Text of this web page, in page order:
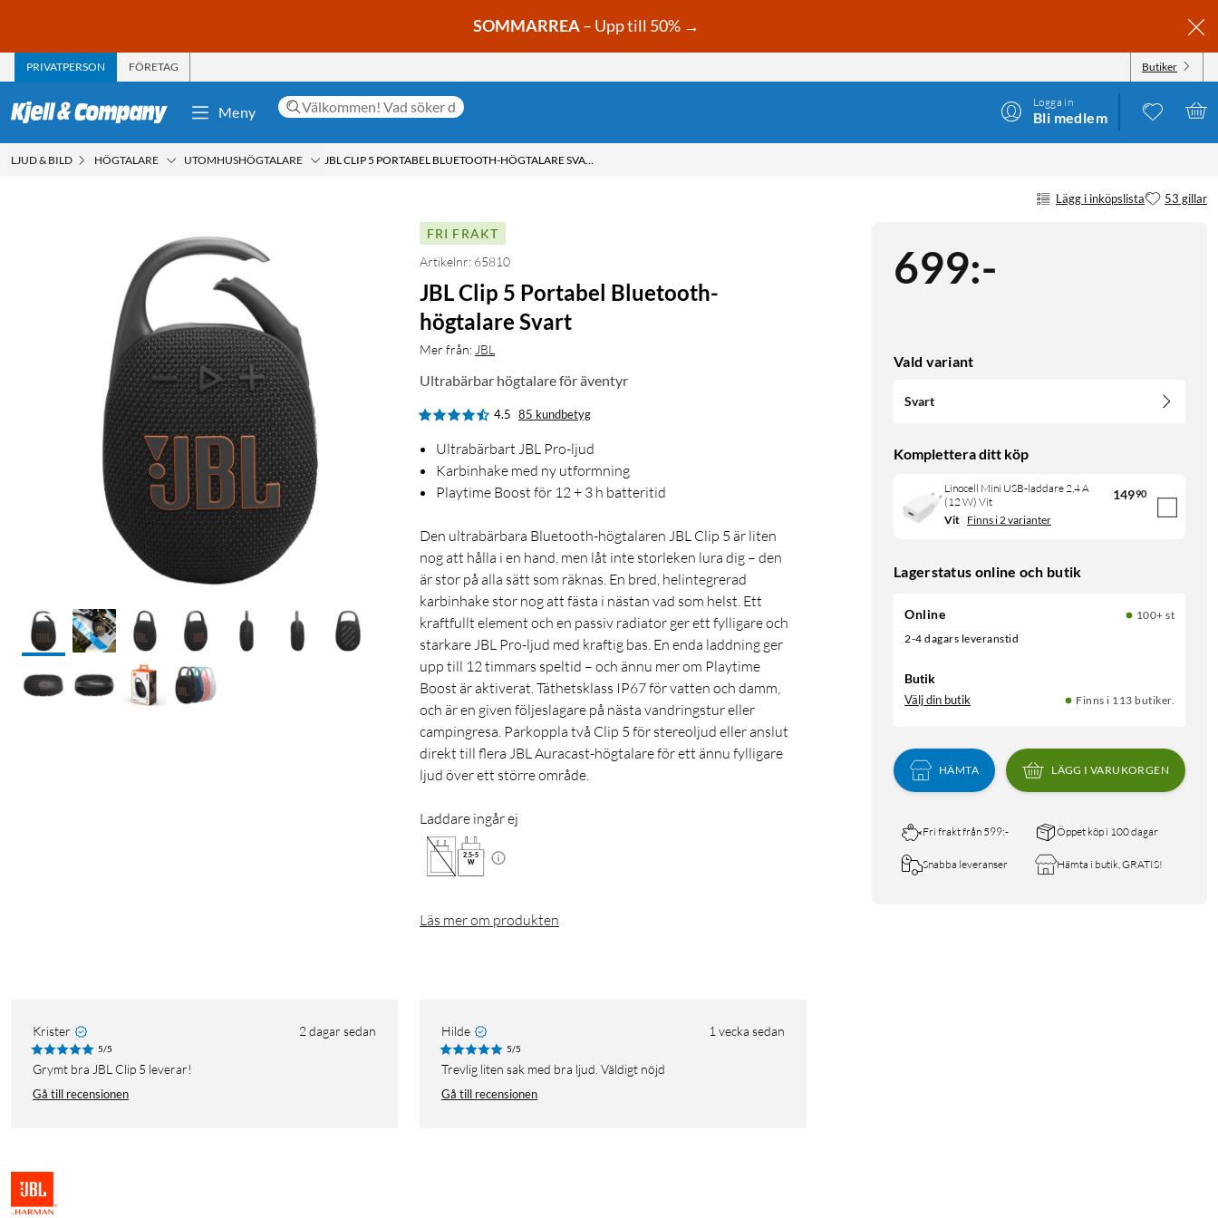
SOMMARREA– Upp till 50% →
PRIVATPERSON FÖRETAG Butiker
Meny
Logga in
Bli medlem
LJUD & BILD HÖGTALARE UTOMHUSHÖGTALARE JBL CLIP 5 PORTABEL BLUETOOTH-HÖGTALARE SVART
Lägg i inköpslista 53 gillar
699:-
Vald variant
Svart
Komplettera ditt köp
Linocell Mini USB-laddare 2,4 A
(12 W) Vit
14990
Vit Finns i 2 varianter
Lagerstatus online och butik
Online
100+ st
2-4 dagars leveranstid
Butik
Välj din butik Finns i 113 butiker.
HÄMTA LÄGG I VARUKORGEN
Fri frakt från 599:- Öppet köp i 100 dagar
Snabba leveranser Hämta i butik, GRATIS!
FRI FRAKT
Artikelnr: 65810
JBL Clip 5 Portabel Bluetooth-
högtalare Svart
Mer från:JBL
Ultrabärbar högtalare för äventyr
4.5 85 kundbetyg
Ultrabärbart JBL Pro-ljud
Karbinhake med ny utformning
Playtime Boost för 12 + 3 h batteritid
Den ultrabärbara Bluetooth-högtalaren JBL Clip 5 är liten
nog att hålla i en hand, men låt inte storleken lura dig – den
är stor på alla sätt som räknas. En bred, helintegrerad
karbinhake stor nog att fästa i nästan vad som helst. Ett
kraftfullt element och en passiv radiator ger ett fylligare och
starkare JBL Pro-ljud med kraftig bas. En enda laddning ger
upp till 12 timmars speltid – och ännu mer om Playtime
Boost är aktiverat. Täthetsklass IP67 för vatten och damm,
och är en given följeslagare på nästa vandringstur eller
campingresa. Parkoppla två Clip 5 för stereoljud eller anslut
direkt till flera JBL Auracast-högtalare för ett ännu fylligare
ljud över ett större område.
Laddare ingår ej
2.5-5
W
Läs mer om produkten
Krister 2 dagar sedan
5/5
Grymt bra JBL Clip 5 leverar!
Gå till recensionen
Hilde 1 vecka sedan
5/5
Trevlig liten sak med bra ljud. Väldigt nöjd
Gå till recensionen